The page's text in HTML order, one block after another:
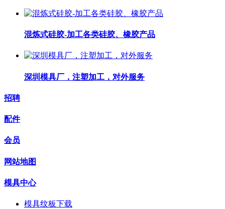
混炼式硅胶-加工各类硅胶、橡胶产品
深圳模具厂，注塑加工，对外服务
招聘
配件
会员
网站地图
模具中心
模具纹板下载